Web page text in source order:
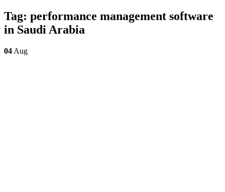
Tag: performance management software
in Saudi Arabia
04 Aug